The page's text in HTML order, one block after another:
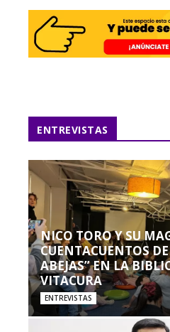
ENTREVISTAS
NICO TORO Y SU
CUENTACUENTOS
ABEJAS” EN LA
VITACURA
ENTREVISTAS